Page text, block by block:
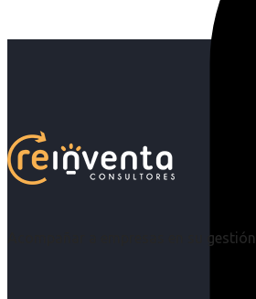
Acompañar a empresas en su